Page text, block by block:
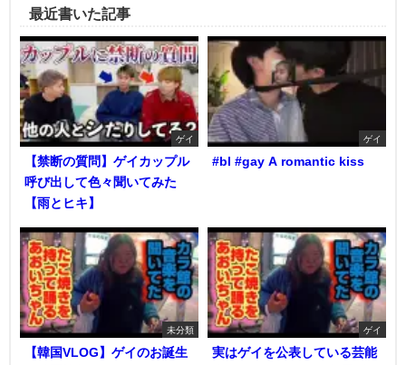
最近書いた記事
ゲイ
【禁断の質問】ゲイカップル
呼び出して色々聞いてみた
【雨とヒキ】
ゲイ
#bl #gay A romantic kiss
未分類
【韓国VLOG】ゲイのお誕生
ゲイ
実はゲイを公表している芸能